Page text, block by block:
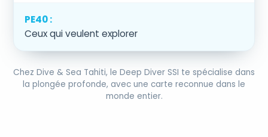
Ceux qui veulent explorer
Chez Dive & Sea Tahiti, le Deep Diver SSI te spécialise dans
la plongée profonde, avec une carte reconnue dans le
monde entier.